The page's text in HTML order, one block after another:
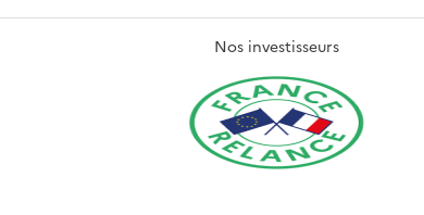
Nos investisseurs